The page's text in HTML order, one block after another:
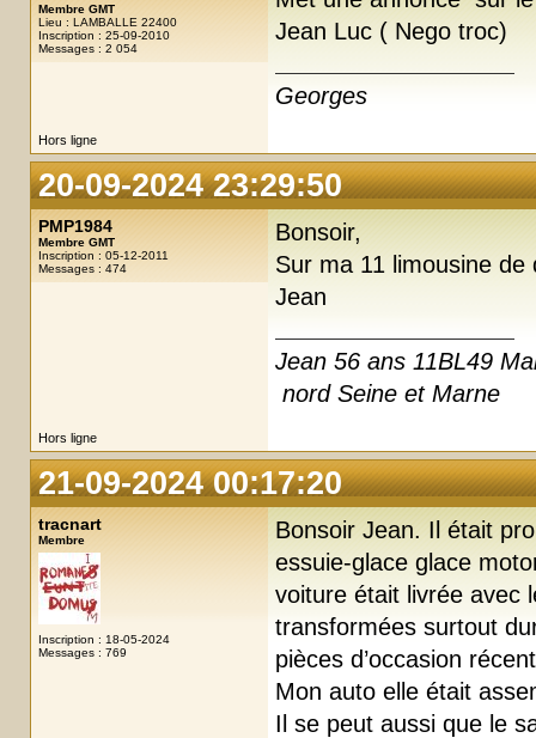
Membre GMT
Lieu : LAMBALLE 22400
Inscription : 25-09-2010
Messages : 2 054
Jean Luc ( Nego troc)
Georges
Hors ligne
20-09-2024 23:29:50
PMP1984
Membre GMT
Inscription : 05-12-2011
Messages : 474
Bonsoir,
Sur ma 11 limousine
Jean
Jean 56 ans 11BL49
nord Seine et Marne
Hors ligne
21-09-2024 00:17:20
tracnart
Membre
Inscription : 18-05-2024
Messages : 769
Bonsoir Jean. Il était
essuie-glace glace
voiture était livrée avec
transformées surtout
pièces d’occasion
Mon auto elle était
Il se peut aussi que le